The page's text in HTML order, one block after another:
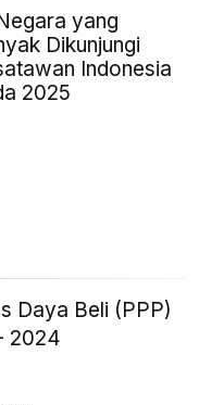
yang
Dikunjungi
Indonesia
2025
Daya Beli (PPP)
2024